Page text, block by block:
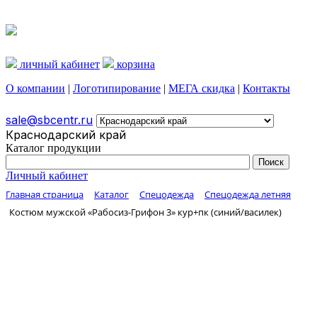
личный кабинет
корзина
О компании | Логотипирование | МЕГА скидка | Контакты
sale@sbcentr.ru
Краснодарский край
Каталог продукции
Личный кабинет
Главная страница Каталог Спецодежда
Спецодежда летняя
Костюм мужской «Рабосиз-Грифон 3» кур+пк (синий/василек)